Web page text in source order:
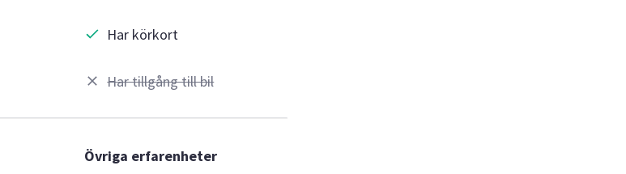
Har körkort
Har tillgång till bil
Övriga erfarenheter